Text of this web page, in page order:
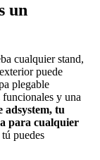
un
cualquier stand,
puede
plegable
funcionales y una
adsystem, tu
para cualquier
puedes